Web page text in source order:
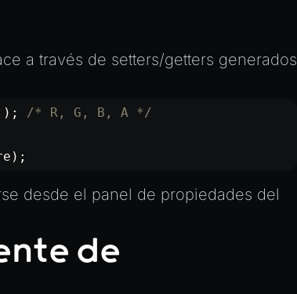
a través de setters/getters generados
/* R, G, B, A */
desde el panel de propiedades del
de